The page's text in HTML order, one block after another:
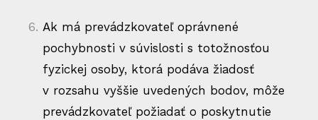
Ak má prevádzkovateľ oprávnené
pochybnosti v súvislosti s totožnosťou
fyzickej osoby, ktorá podáva žiadosť
v rozsahu vyššie uvedených bodov, môže
prevádzkovateľ požiadať o poskytnutie